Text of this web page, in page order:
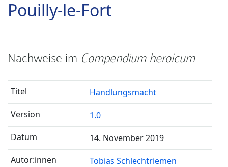
Pouilly-le-Fort
Nachweise im Compendium heroicum
Handlungsmacht
1.0
14. November 2019
Tobias Schlechtriemen